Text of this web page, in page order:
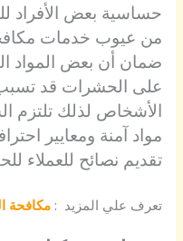
حساسية بعض الأفراد
من عيوب خدمات
ضمان أن بعض المواد
على الحشرات قد
الأشخاص لذلك تلتزم
مواد آمنة ومعايير
تقديم نصائح للعملاء
تعرف علي المزيد :مكافحة